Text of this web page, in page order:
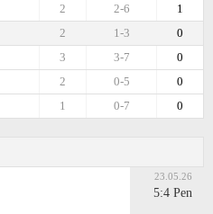
1
2-6
2
0
1-3
2
0
3-7
3
0
0-5
2
0
0-7
1
23.05.26
5:4 Pen